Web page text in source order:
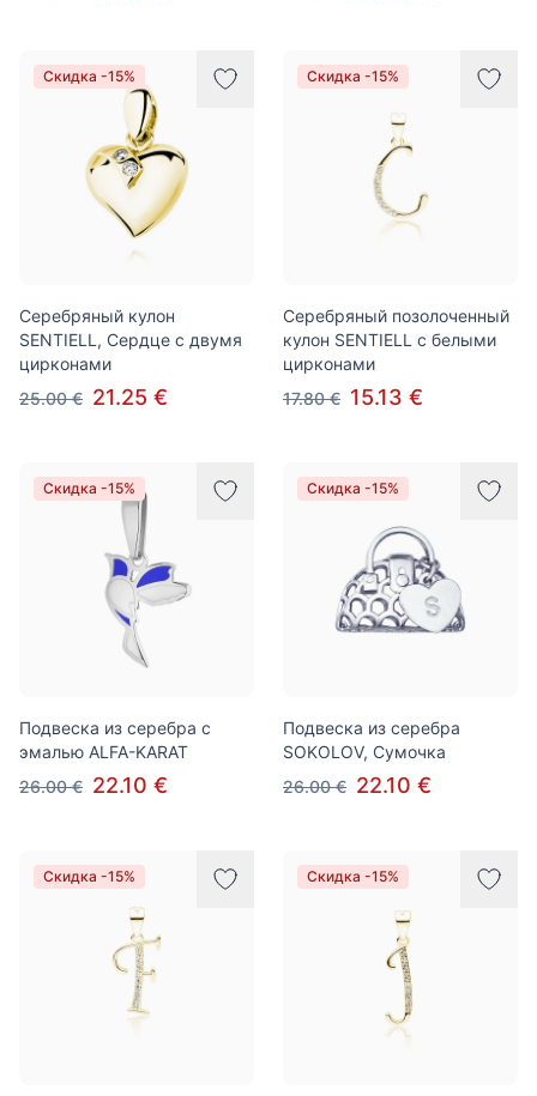
Скидка -15%
Серебряный кулон
SENTIELL, Сердце с двумя
цирконами
25.00 € 21.25 €
Скидка -15%
Серебряный позолоченный
кулон SENTIELL с белыми
цирконами
17.80 € 15.13 €
Скидка -15%
Подвеска из серебра с
эмалью ALFA-KARAT
26.00 € 22.10 €
Скидка -15%
Подвеска из серебра
SOKOLOV, Сумочка
26.00 € 22.10 €
Скидка -15% Скидка -15%